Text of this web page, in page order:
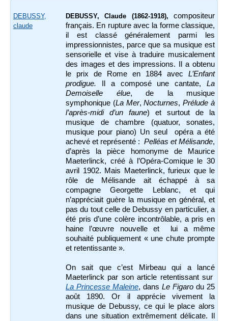
DEBUSSY,
claude
DEBUSSY, Claude (1862-1918),
compositeur
français. En rupture avec la forme classique,
il est classé généralement parmi les
impressionnistes, parce que sa musique est
sensorielle et vise à traduire musicalement
des images et des impressions. Il a obtenu
le prix de Rome en 1884 avec L’Enfant
prodigue. Il a composé une cantate, La
Demoiselle élue, de la musique
symphonique (La Mer,Nocturnes,Prélude à
l’après-midi d’un faune) et surtout de la
musique de chambre (quatuor, sonates,
musique pour piano) Un seul opéra a été
achevé et représenté : Pelléas et Mélisande,
d’après la pièce homonyme de Maurice
Maeterlinck, créé à l’Opéra-Comique le 30
avril 1902. Mais Maeterlinck, furieux que le
rôle de Mélisande ait échappé à sa
compagne Georgette Leblanc, et qui
n’appréciait guère la musique en général, et
pas du tout celle de Debussy en particulier, a
été pris d’une colère incontrôlable, a pris en
haine l’œuvre nouvelle et lui a même
souhaité publiquement « une chute prompte
et retentissante ».
On sait que c’est Mirbeau qui a lancé
Maeterlinck par son article retentissant sur
La Princesse Maleine, dans Le Figaro du 25
août 1890. Or il apprécie vivement la
musique de Debussy, ce qui le place alors
dans une situation extrêmement délicate. Il